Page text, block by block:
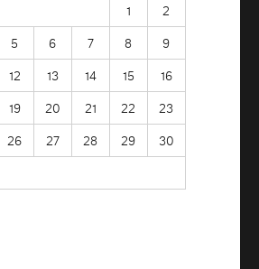
1
2
5 6 7 8
9
12 13 14 15
16
19 20 21 22
23
26 27 28 29
30